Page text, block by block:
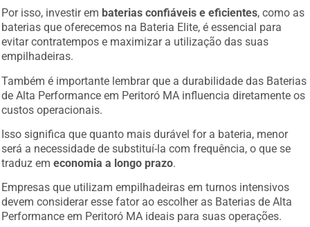
Por isso, investir em baterias confiáveis e eficientes , como as
baterias que oferecemos na Bateria Elite, é essencial para
evitar contratempos e maximizar a utilização das suas
empilhadeiras.
Também é importante lembrar que a durabilidade das Baterias
de Alta Performance em Peritoró MA influencia diretamente os
custos operacionais.
Isso significa que quanto mais durável for a bateria, menor
será a necessidade de substituí-la com frequência, o que se
traduz em economia a longo prazo
Empresas que utilizam empilhadeiras em turnos intensivos
devem considerar esse fator ao escolher as Baterias de Alta
Performance em Peritoró MA ideais para suas operações.